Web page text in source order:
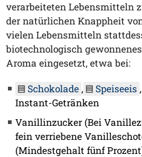
verarbeiteten Lebensmitteln
der natürlichen Knappheit
vielen Lebensmitteln
biotechnologisch
Aroma eingesetzt, etwa bei:
Schokolade , Speiseeis
Instant-Getränken
Vanillinzucker (Bei
fein verriebene
(Mindestgehalt fünf